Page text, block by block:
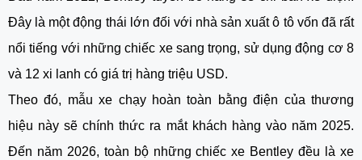
Đây là một động thái lớn đối với nhà sản xuất ô tô vốn đã rất
nổi tiếng với những chiếc xe sang trọng, sử dụng động cơ 8
và 12 xi lanh có giá trị hàng triệu USD.
Theo đó, mẫu xe chạy hoàn toàn bằng điện của thương
hiệu này sẽ chính thức ra mắt khách hàng vào năm 2025.
Đến năm 2026, toàn bộ những chiếc xe Bentley đều là xe